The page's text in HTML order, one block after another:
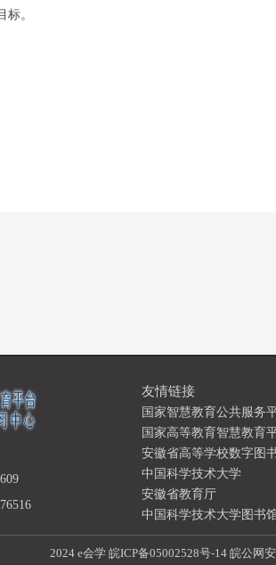
。
友情链接
国家智慧教育公共服务
国家高等教育智慧教育
安徽省高等学校数字图
中国科学技术大学
安徽省教育厅
中国科学技术大学图书
2024 e会学 皖ICP备05002528号-14 皖公网